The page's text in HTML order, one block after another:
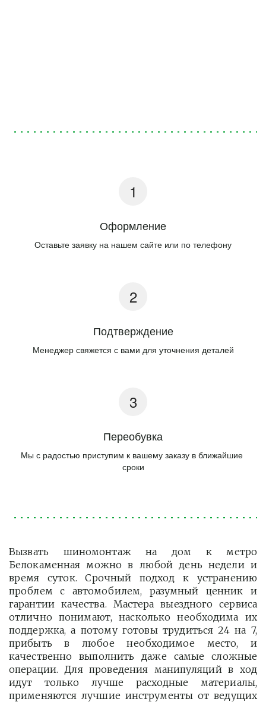
Оформление
Оставьте заявку на нашем сайте или по телефону
Подтверждение
Менеджер свяжется с вами для уточнения деталей
Переобувка
Мы с радостью приступим к вашему заказу в ближайшие
сроки
Вызвать шиномонтаж на дом к метро
Белокаменная можно в любой день недели и
время суток. Срочный подход к устранению
проблем с автомобилем, разумный ценник и
гарантии качества. Мастера выездного сервиса
отлично понимают, насколько необходима их
поддержка, а потому готовы трудиться 24 на 7,
прибыть в любое необходимое место, и
качественно выполнить даже самые сложные
операции. Для проведения манипуляций в ход
идут только лучше расходные материалы,
применяются лучшие инструменты от ведущих